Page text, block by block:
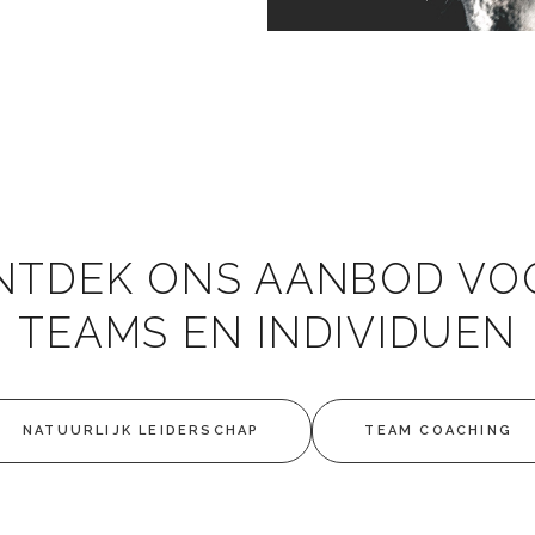
ONS AANBOD
TEAMS EN INDIVIDUEN
NATUURLIJK LEIDERSCHAP TEAM COACHING